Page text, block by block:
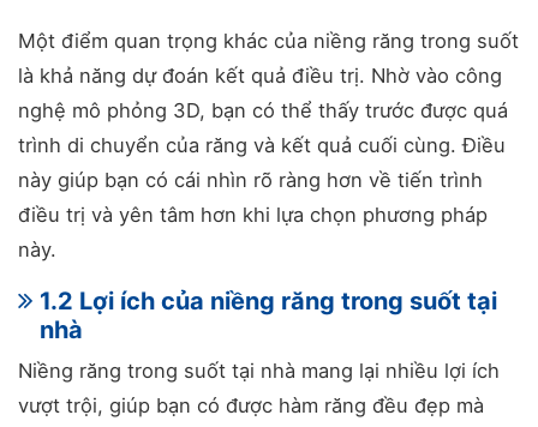
Một điểm quan trọng khác của niềng răng trong suốt
là khả năng dự đoán kết quả điều trị. Nhờ vào công
nghệ mô phỏng 3D, bạn có thể thấy trước được quá
trình di chuyển của răng và kết quả cuối cùng. Điều
này giúp bạn có cái nhìn rõ ràng hơn về tiến trình
điều trị và yên tâm hơn khi lựa chọn phương pháp
này.
1.2 Lợi ích của niềng răng trong suốt tại
nhà
Niềng răng trong suốt tại nhà mang lại nhiều lợi ích
vượt trội, giúp bạn có được hàm răng đều đẹp mà